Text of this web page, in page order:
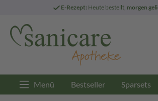
E-Rezept: Heute bestellt, morgen
Menü Bestseller Sparsets